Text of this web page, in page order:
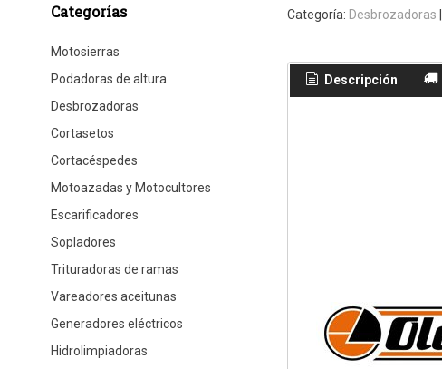
Categorías
Motosierras
Podadoras de altura
Desbrozadoras
Cortasetos
Cortacéspedes
Motoazadas y Motocultores
Escarificadores
Sopladores
Trituradoras de ramas
Vareadores aceitunas
Generadores eléctricos
Hidrolimpiadoras
Categoría: Desbrozadoras |
Descripción